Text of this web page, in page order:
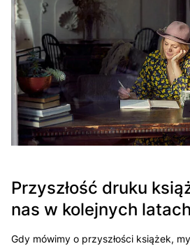
Przyszłość druku
nas w kolejnych
Gdy mówimy o przyszłości książek,